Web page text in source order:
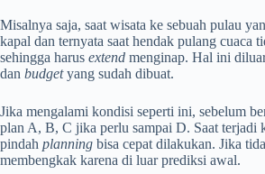
Misalnya saja, saat wisata ke sebuah pulau
kapal dan ternyata saat hendak pulang cuaca
sehingga harus extend menginap. Hal ini
dan budgetyang sudah dibuat.
Jika mengalami kondisi seperti ini, sebelum
plan A, B, C jika perlu sampai D. Saat terjadi
pindah planning bisa cepat dilakukan. Jika
membengkak karena di luar prediksi awal.